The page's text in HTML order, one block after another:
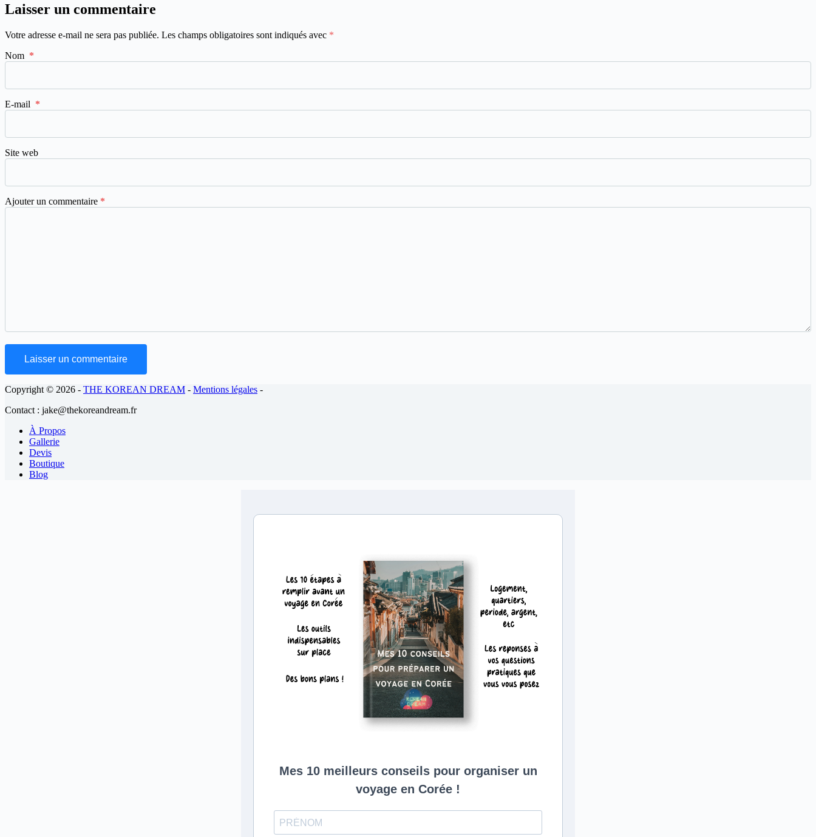
Laisser un commentaire
Votre adresse e-mail ne sera pas publiée. Les champs obligatoires sont indiqués avec *
Nom *
E-mail *
Site web
Ajouter un commentaire *
Laisser un commentaire
Copyright © 2026 - THE KOREAN DREAM - Mentions légales -
Contact : jake@thekoreandream.fr
À Propos
Gallerie
Devis
Boutique
Blog